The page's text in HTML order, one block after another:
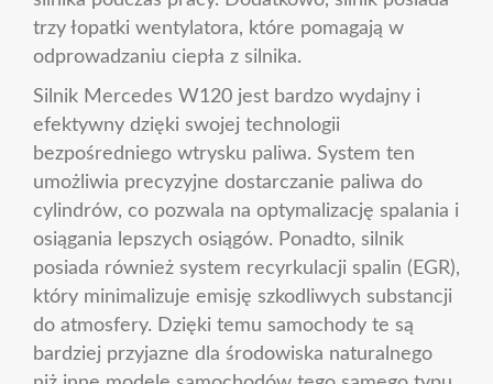
trzy łopatki wentylatora, które pomagają w
odprowadzaniu ciepła z silnika.
Silnik Mercedes W120 jest bardzo wydajny i
efektywny dzięki swojej technologii
bezpośredniego wtrysku paliwa. System ten
umożliwia precyzyjne dostarczanie paliwa do
cylindrów, co pozwala na optymalizację spalania i
osiągania lepszych osiągów. Ponadto, silnik
posiada również system recyrkulacji spalin (EGR),
który minimalizuje emisję szkodliwych substancji
do atmosfery. Dzięki temu samochody te są
bardziej przyjazne dla środowiska naturalnego